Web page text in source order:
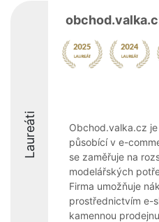
Laureáti
Obchod.valka.cz
působící v e-
se zaměřuje na
modelářských
Firma umožňuje
prostřednictvím e-
kamennou